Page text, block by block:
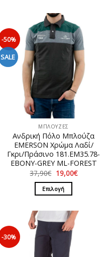
-50%
SALE
ΜΠΛΟΥΖΕΣ
Ανδρική Πόλο Μπλούζα
EMERSON Χρώμα Λαδί/
Γκρι/Πράσινο 181.EM35.78-
EBONY-GREY ML-FOREST
37,90€ Original
price
was:
37,90€.
19,00€Η
Επιλογή
το
προϊόν
έχει
πολλαπλές
παραλλαγές.
-30%